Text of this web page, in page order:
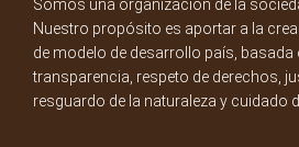
Somos una organización de la
Nuestro propósito es aportar a la
de modelo de desarrollo país, basada
transparencia, respeto de derechos,
resguardo de la naturaleza y cuidado